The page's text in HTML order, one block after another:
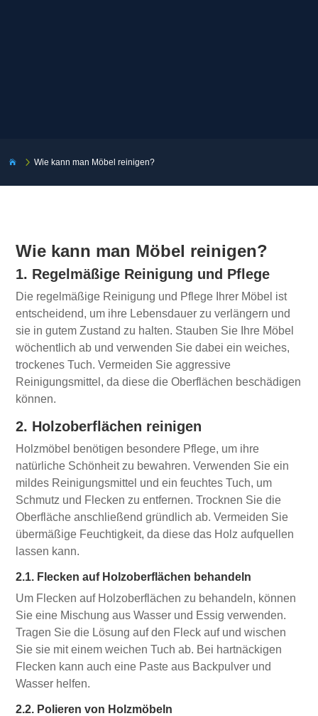
 5Wie kann man Möbel reinigen?
Wie kann man Möbel reinigen?
1. Regelmäßige Reinigung und Pflege
Die regelmäßige Reinigung und Pflege Ihrer Möbel ist
entscheidend, um ihre Lebensdauer zu verlängern und
sie in gutem Zustand zu halten. Stauben Sie Ihre Möbel
wöchentlich ab und verwenden Sie dabei ein weiches,
trockenes Tuch. Vermeiden Sie aggressive
Reinigungsmittel, da diese die Oberflächen beschädigen
können.
2. Holzoberflächen reinigen
Holzmöbel benötigen besondere Pflege, um ihre
natürliche Schönheit zu bewahren. Verwenden Sie ein
mildes Reinigungsmittel und ein feuchtes Tuch, um
Schmutz und Flecken zu entfernen. Trocknen Sie die
Oberfläche anschließend gründlich ab. Vermeiden Sie
übermäßige Feuchtigkeit, da diese das Holz aufquellen
lassen kann.
2.1. Flecken auf Holzoberflächen behandeln
Um Flecken auf Holzoberflächen zu behandeln, können
Sie eine Mischung aus Wasser und Essig verwenden.
Tragen Sie die Lösung auf den Fleck auf und wischen
Sie sie mit einem weichen Tuch ab. Bei hartnäckigen
Flecken kann auch eine Paste aus Backpulver und
Wasser helfen.
2.2. Polieren von Holzmöbeln